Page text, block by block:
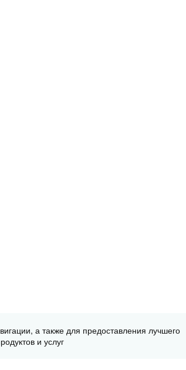
а также для предоставления лучшего
и услуг